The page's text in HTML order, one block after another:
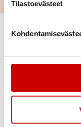
Tilastoevästeet